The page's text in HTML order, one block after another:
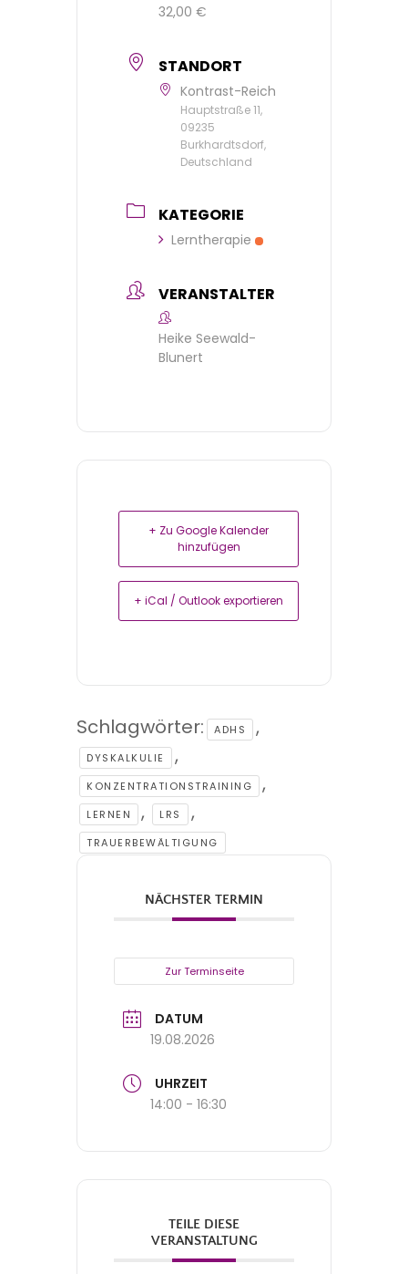
32,00 €
STANDORT
Kontrast-Reich
Hauptstraße 11,
09235
Burkhardtsdorf,
Deutschland
KATEGORIE
Lerntherapie
VERANSTALTER
Heike Seewald-
Blunert
+ Zu Google Kalender
hinzufügen
+ iCal / Outlook exportieren
Schlagwörter: ADHS ,
DYSKALKULIE ,
KONZENTRATIONSTRAINING ,
LERNEN , LRS ,
TRAUERBEWÄLTIGUNG
NÄCHSTER TERMIN
Zur Terminseite
DATUM
19.08.2026
UHRZEIT
14:00 - 16:30
TEILE DIESE
VERANSTALTUNG